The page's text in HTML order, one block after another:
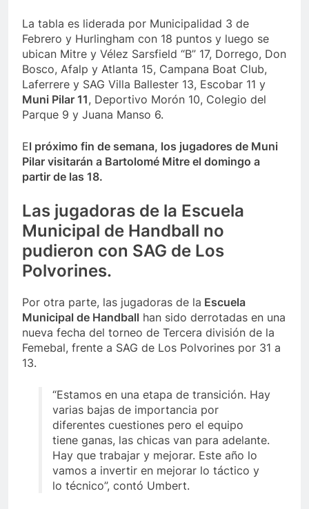
La tabla es liderada por Municipalidad 3 de
Febrero y Hurlingham con 18 puntos y luego se
ubican Mitre y Vélez Sarsfield “B” 17, Dorrego, Don
Bosco, Afalp y Atlanta 15, Campana Boat Club,
Laferrere y SAG Villa Ballester 13, Escobar 11 y
Muni Pilar 11, Deportivo Morón 10, Colegio del
Parque 9 y Juana Manso 6.
El próximo fin de semana, los jugadores de Muni
Pilar visitarán a Bartolomé Mitre el domingo a
partir de las 18.
Las jugadoras de la Escuela
Municipal de Handball no
pudieron con SAG de Los
Polvorines.
Por otra parte, las jugadoras de la Escuela
Municipal de Handball han sido derrotadas en una
nueva fecha del torneo de Tercera división de la
Femebal, frente a SAG de Los Polvorines por 31 a
13.
“Estamos en una etapa de transición. Hay
varias bajas de importancia por
diferentes cuestiones pero el equipo
tiene ganas, las chicas van para adelante.
Hay que trabajar y mejorar. Este año lo
vamos a invertir en mejorar lo táctico y
lo técnico”, contó Umbert.